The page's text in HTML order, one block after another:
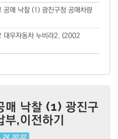
매 낙찰 (1) 광진구청 공매차량
대우자동차 누비라2. (2002
낙찰 (1) 광진구
부,이전하기
24. 20:32